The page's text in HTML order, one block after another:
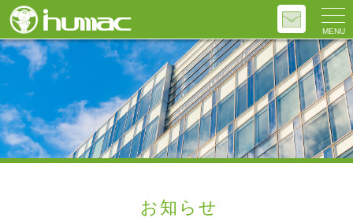
お知らせ
MENU